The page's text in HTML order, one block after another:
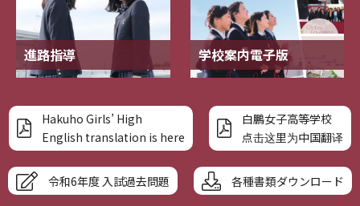
進路指導 学校案内電子版
Hakuho Girls’ High
English translation is here
白鵬女子高等学校
点击这里为中国翻译
令和6年度 入試過去問題 各種書類ダウンロード